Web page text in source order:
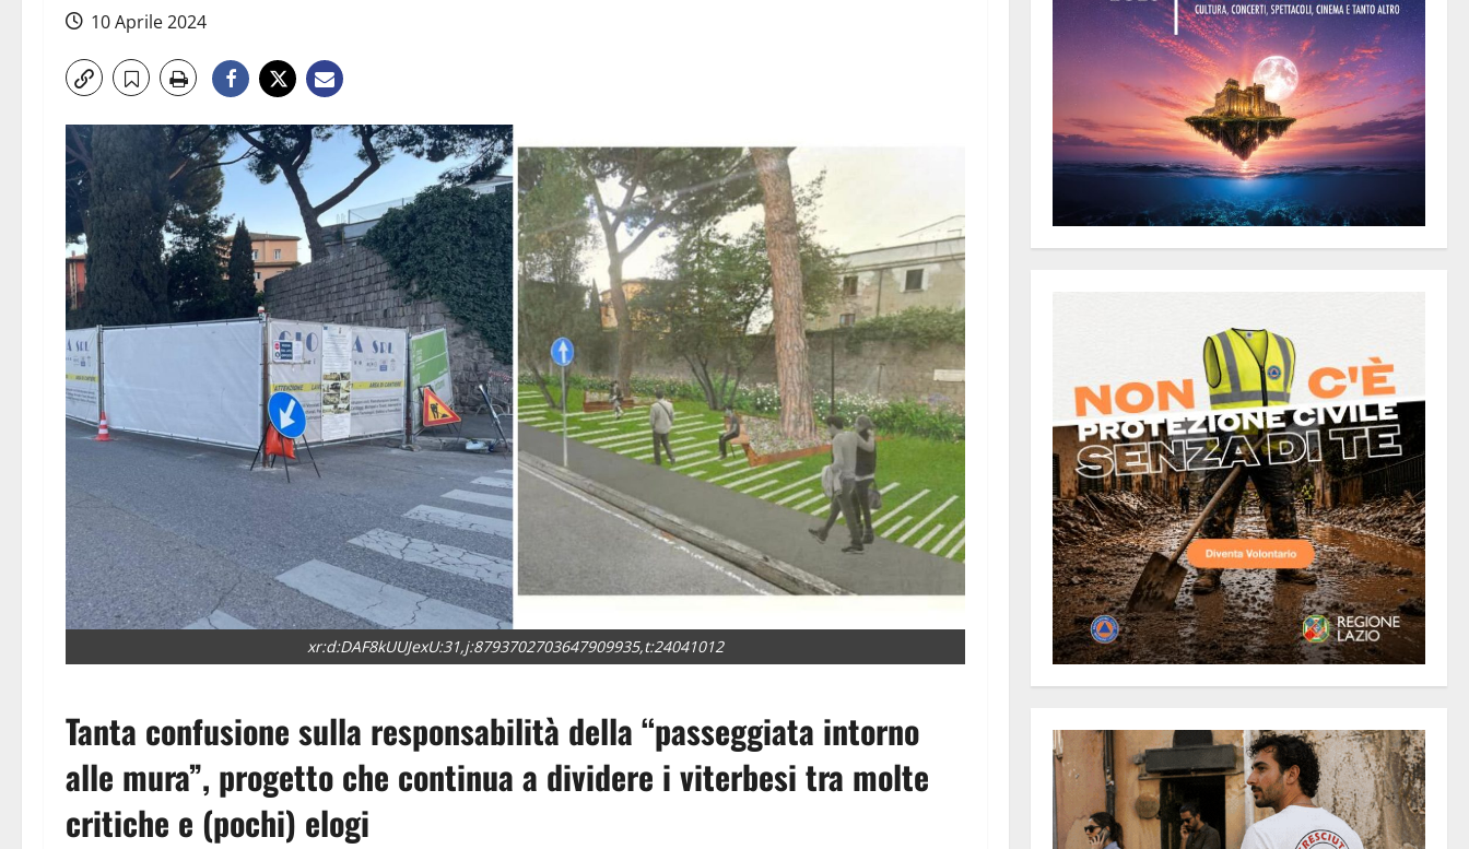
10 Aprile 2024
xr:d:DAF8kUUJexU:31,j:8793702703647909935,t:24041012
Tanta confusione sulla responsabilità della “passeggiata intorno
alle mura”, progetto che continua a dividere i viterbesi tra molte
critiche e (pochi) elogi